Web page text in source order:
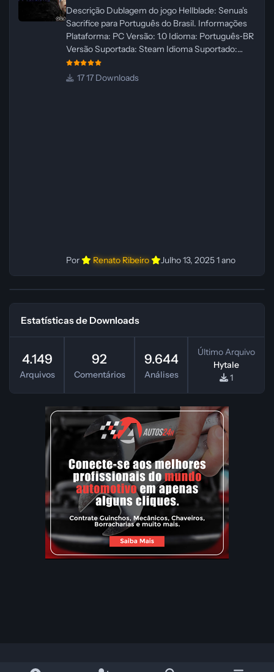
Descrição Dublagem do jogo Hellblade: Senua's
Sacrifice para Português do Brasil. Informações
Plataforma: PC Versão: 1.0 Idioma: Português‑BR
Versão Suportada: Steam Idioma Suportado:
Inglês Lançamento: 26/01/2025 Tamanho: 110 MB
Créditos — Central de Traduções
17 Downloads
Por Renato Ribeiro Julho 13, 20251 ano
Estatísticas de Downloads
4.149
Arquivos
92
Comentários
9.644
Análises
Último Arquivo
Hytale
1